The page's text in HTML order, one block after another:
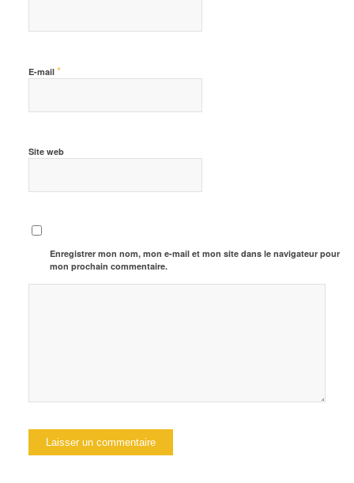
E-mail *
Site web
Enregistrer mon nom, mon e-mail et mon site dans le navigateur pour
mon prochain commentaire.